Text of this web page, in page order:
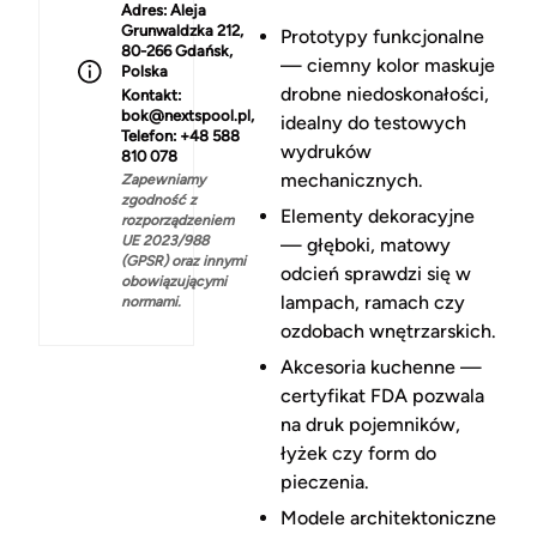
Adres: Aleja
Grunwaldzka 212,
80-266 Gdańsk,
Polska
Kontakt:
bok@nextspool.pl,
Telefon: +48 588
810 078
Zapewniamy
zgodność z
rozporządzeniem
UE 2023/988
(GPSR) oraz innymi
obowiązującymi
normami.
Prototypy funkcjonalne
— ciemny kolor maskuje
drobne niedoskonałości,
idealny do testowych
wydruków
mechanicznych.
Elementy dekoracyjne
— głęboki, matowy
odcień sprawdzi się w
lampach, ramach czy
ozdobach wnętrzarskich.
Akcesoria kuchenne —
certyfikat FDA pozwala
na druk pojemników,
łyżek czy form do
pieczenia.
Modele architektoniczne